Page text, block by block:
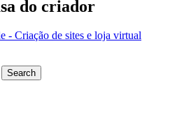
do criador
Search